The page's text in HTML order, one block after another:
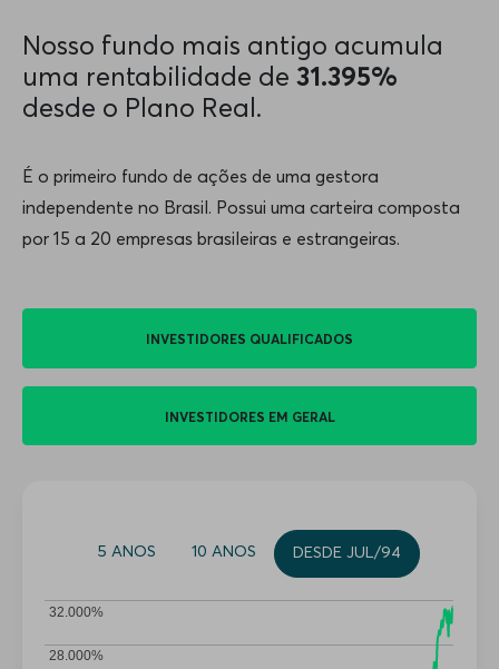
Nosso fundo mais antigo acumula
uma rentabilidade de 31.395%
desde o Plano Real.
É o primeiro fundo de ações de uma gestora
independente no Brasil. Possui uma carteira composta
por 15 a 20 empresas brasileiras e estrangeiras.
INVESTIDORES QUALIFICADOS
INVESTIDORES EM GERAL
5 ANOS 10 ANOS DESDE JUL/94
28.000%
32.000%